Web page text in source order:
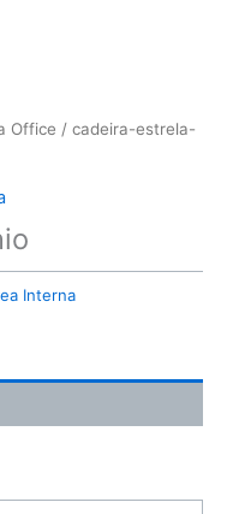
Office / cadeira-estrela-
Interna